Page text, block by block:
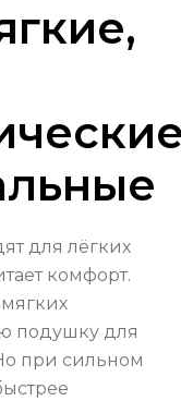
для лёгких
комфорт.
подушку для
при сильном